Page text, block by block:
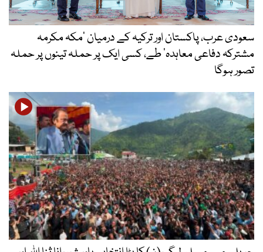
سعودی عرب، پاکستان اور ترکیہ کے درمیان ’مکہ مکرمہ
مشترکہ دفاعی معاہدہ‘ طے، کسی ایک پر حملہ تینوں پر حملہ
تصور ہوگا